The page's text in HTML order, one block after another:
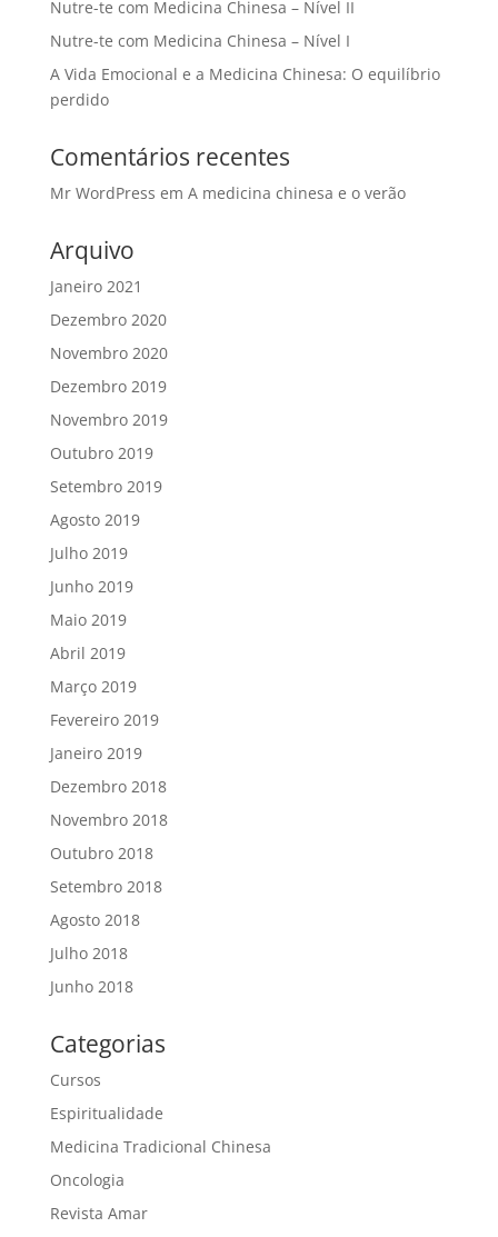
Nutre-te com Medicina Chinesa – Nível II
Nutre-te com Medicina Chinesa – Nível I
A Vida Emocional e a Medicina Chinesa: O equilíbrio
perdido
Comentários recentes
Mr WordPress em A medicina chinesa e o verão
Arquivo
Janeiro 2021
Dezembro 2020
Novembro 2020
Dezembro 2019
Novembro 2019
Outubro 2019
Setembro 2019
Agosto 2019
Julho 2019
Junho 2019
Maio 2019
Abril 2019
Março 2019
Fevereiro 2019
Janeiro 2019
Dezembro 2018
Novembro 2018
Outubro 2018
Setembro 2018
Agosto 2018
Julho 2018
Junho 2018
Categorias
Cursos
Espiritualidade
Medicina Tradicional Chinesa
Oncologia
Revista Amar